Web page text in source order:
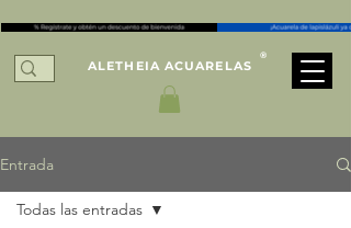
ALETHEIA ACUARELAS
®
Entrada
Todas las entradas